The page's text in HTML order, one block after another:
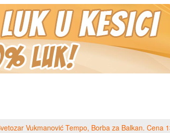
Vukmanović Tempo, Borba za Balkan. Cena